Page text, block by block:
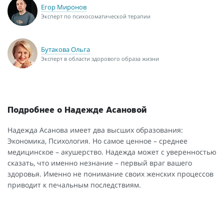
Егор Миронов
Эксперт по психосоматической терапии
Бутакова Ольга
Эксперт в области здорового образа жизни
Подробнее о Надежде Асановой
Надежда Асанова имеет два высших образования:
Экономика, Психология. Но самое ценное – среднее
медицинское – акушерство. Надежда может с уверенностью
сказать, что именно незнание – первый враг вашего
здоровья. Именно не понимание своих женских процессов
приводит к печальным последствиям.